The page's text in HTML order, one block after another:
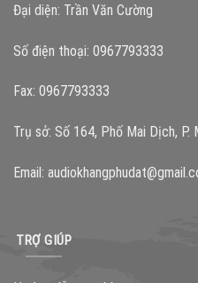
Đại diện: Trần Văn Cường
Số điện thoại: 0967793333
Fax: 0967793333
Trụ sở: Số 164, Phố Mai Dịch, P.
Email:
TRỢ GIÚP